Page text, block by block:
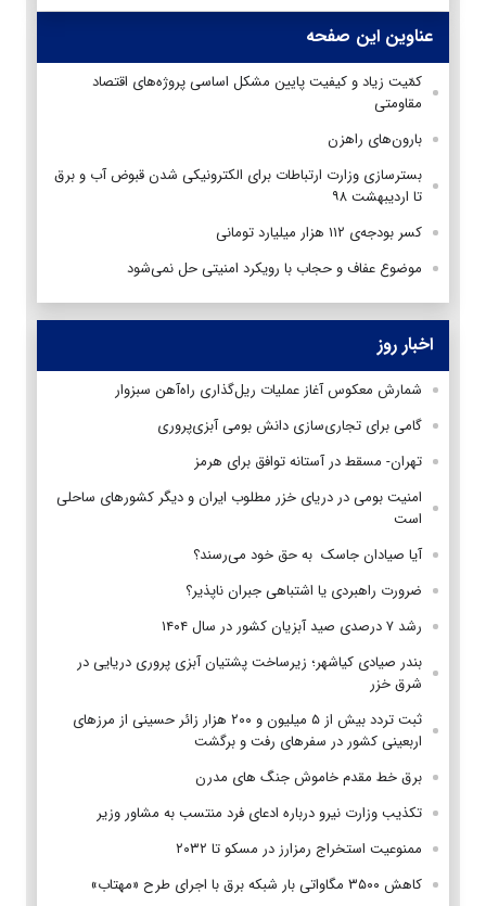
عناوین این صفحه
کمّیت زیاد و کیفیت پایین مشکل اساسی پروژه‌های اقتصاد
مقاومتی
بارون‌های راهزن
بسترسازی وزارت ارتباطات برای الکترونیکی شدن قبوض آب و برق
تا اردیبهشت‌ ۹۸
کسر بودجه‌ی ۱۱۲ هزار میلیارد تومانی
موضوع عفاف و حجاب با رویکرد امنیتی حل نمی‌شود
اخبار روز
شمارش معکوس آغاز عملیات ریل‌گذاری راه‌آهن سبزوار
گامی برای تجاری‌سازی دانش بومی آبزی‌پروری
تهران- مسقط در آستانه توافق برای هرمز
امنیت بومی در دریای خزر مطلوب ایران و دیگر کشورهای ساحلی
است
آیا صیادان جاسک به حق خود می‌رسند؟
ضرورت راهبردی یا اشتباهی جبران ناپذیر؟
رشد ۷ درصدی صید آبزیان کشور در سال ۱۴۰۴
بندر صیادی کیاشهر؛ زیرساخت پشتیان آبزی پروری دریایی در
شرق خزر
ثبت تردد بیش از ۵ میلیون و ۲۰۰ هزار زائر حسینی از مرزهای
اربعینی کشور در سفرهای رفت و برگشت
برق خط مقدم خاموش جنگ های مدرن
تکذیب وزارت نیرو درباره ادعای فرد منتسب به مشاور وزیر
ممنوعیت استخراج رمزارز در مسکو تا ۲۰۳۲
کاهش ۳۵۰۰ مگاواتی بار شبکه برق با اجرای طرح «مهتاب»